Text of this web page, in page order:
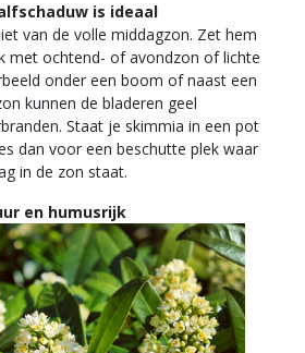
is ideaal
van de volle middagzon. Zet hem
met ochtend- of avondzon of lichte
onder een boom of naast een
kunnen de bladeren geel
Staat je skimmia in een pot
dan voor een beschutte plek waar
in de zon staat.
en humusrijk